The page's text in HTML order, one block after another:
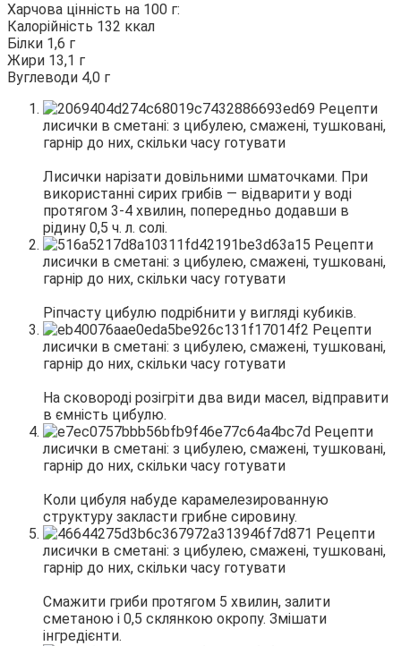
Харчова цінність на 100 г:
Калорійність 132 ккал
Білки 1,6 г
Жири 13,1 г
Вуглеводи 4,0 г
Лисички нарізати довільними шматочками. При
використанні сирих грибів — відварити у воді
протягом 3-4 хвилин, попередньо додавши в
рідину 0,5 ч. л. солі.
Ріпчасту цибулю подрібнити у вигляді кубиків.
На сковороді розігріти два види масел, відправити
в ємність цибулю.
Коли цибуля набуде карамелезированную
структуру закласти грибне сировину.
Смажити гриби протягом 5 хвилин, залити
сметаною і 0,5 склянкою окропу. Змішати
інгредієнти.